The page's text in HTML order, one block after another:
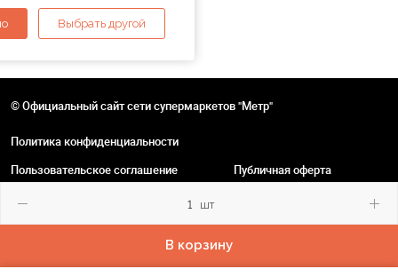
шт
В корзину
Выбрать другой
© Официальный сайт сети супермаркетов "Метр"
Политика конфиденциальности
Пользовательское соглашение
Публичная оферта